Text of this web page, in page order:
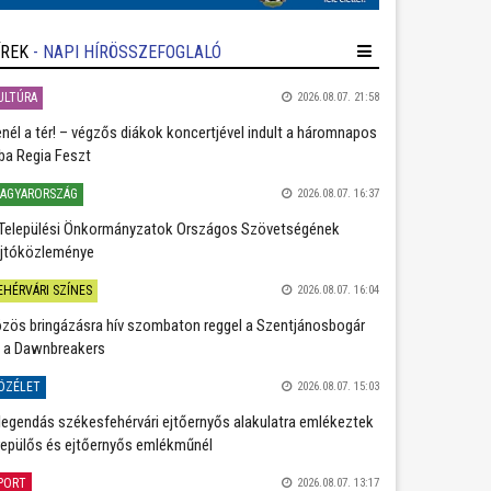
- NAPI HÍRÖSSZEFOGLALÓ
2026.08.07. 21:58
a tér! – végzős diákok koncertjével indult a háromnapos
Regia Feszt
2026.08.07. 16:37
Önkormányzatok Országos Szövetségének
SZÍNES 2026.08.07. 16:04
bringázásra hív szombaton reggel a Szentjánosbogár
Dawnbreakers
2026.08.07. 15:03
székesfehérvári ejtőernyős alakulatra emlékeztek
és ejtőernyős emlékműnél
2026.08.07. 13:17